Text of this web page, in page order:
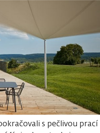
s pečlivou prací